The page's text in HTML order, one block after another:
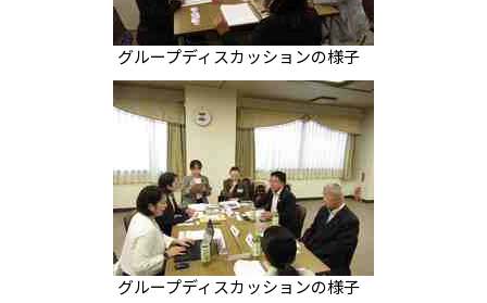
グループディスカッションの様子
グループディスカッションの様子